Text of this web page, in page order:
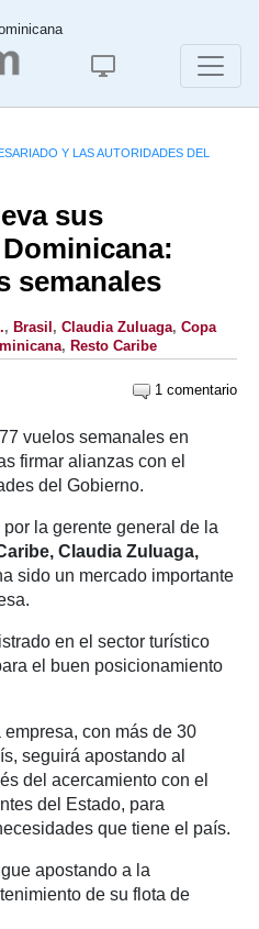
Y LAS AUTORIDADES DEL
sus
semanales
, Brasil , Claudia Zuluaga, Copa
, Resto Caribe
1 comentario
vuelos semanales en
firmar alianzas con el
del Gobierno.
la gerente general de la
Claudia Zuluaga,
sido un mercado importante
en el sector turístico
el buen posicionamiento
con más de 30
seguirá apostando al
del acercamiento con el
del Estado, para
que tiene el país.
apostando a la
de su flota de